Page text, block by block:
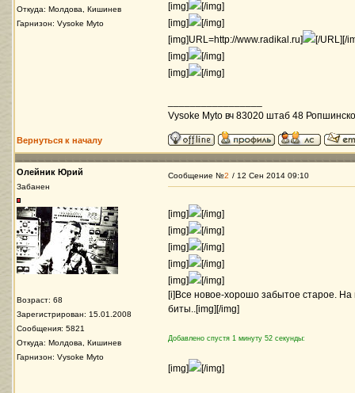
Откуда: Молдова, Кишинев
Гарнизон: Vysoke Myto
[img]
[/img]
[img]
[/img]
[img]URL=http://www.radikal.ru]
[/URL][/
[img]
[/img]
[img]
[/img]
Vysoke Myto вч 83020 штаб 48
Вернуться к началу
Олейник Юрий
Забанен
Возраст: 68
Зарегистрирован: 15.01.2008
Сообщения: 5821
Откуда: Молдова, Кишинев
Гарнизон: Vysoke Myto
Сообщение №2 / 12 Сен 2014 09:10
[img]
[/img]
[img]
[/img]
[img]
[/img]
[img]
[/img]
[img]
[/img]
[i]Все новое-хорошо забытое старое. На
биты..[img][/img]
Добавлено спустя 1 минуту 52 секунды:
[img] [/img]